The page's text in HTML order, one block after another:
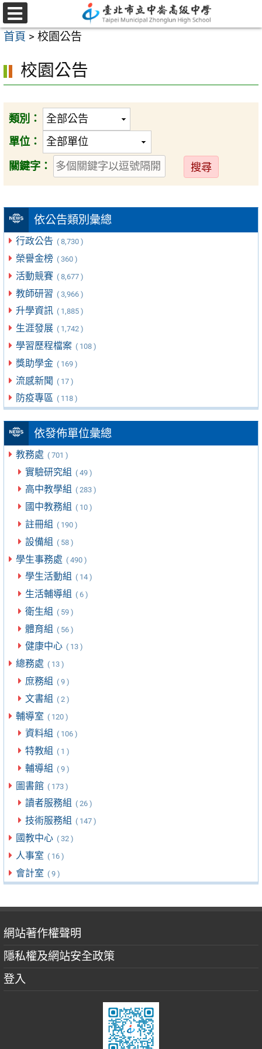
跳
至
主
內
區
選
單
首頁 > 校園公告
依公告類別彙總
行政公告 ( 8,730 )
榮譽金榜 ( 360 )
活動競賽 ( 8,677 )
教師研習 ( 3,966 )
升學資訊 ( 1,885 )
生涯發展 ( 1,742 )
學習歷程檔案 ( 108 )
獎助學金 ( 169 )
流感新聞 ( 17 )
防疫專區 ( 118 )
依發佈單位彙總
教務處 ( 701 )
實驗研究組 ( 49 )
高中教學組 ( 283 )
國中教務組 ( 10 )
註冊組 ( 190 )
設備組 ( 58 )
學生事務處 ( 490 )
學生活動組 ( 14 )
生活輔導組 ( 6 )
衛生組 ( 59 )
體育組 ( 56 )
健康中心 ( 13 )
總務處 ( 13 )
庶務組 ( 9 )
文書組 ( 2 )
輔導室 ( 120 )
資料組 ( 106 )
特教組 ( 1 )
輔導組 ( 9 )
圖書館 ( 173 )
讀者服務組 ( 26 )
技術服務組 ( 147 )
國教中心 ( 32 )
人事室 ( 16 )
會計室 ( 9 )
校園公告
類別：
單位：
關鍵字：
送
出
網站著作權聲明
隱私權及網站安全政策
登入